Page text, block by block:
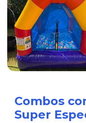
Combos
Super